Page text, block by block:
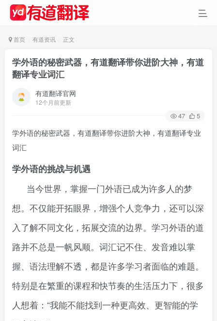
首页 有道资讯 正文
学外语的秘密武器，有道翻译带你进阶大神，有道
翻译专业词汇
有道翻译官网
12个月前更新
47 5
学外语的秘密武器，有道翻译带你进阶大神，有道翻译专业
词汇
学外语的挑战与机遇
当今世界，掌握一门外语已成为许多人的梦
想。不仅能开拓眼界，增强个人竞争力，还可以深
入了解不同文化，拓展交流的边界。学习外语的道
路并不总是一帆风顺。词汇记不住、发音难以掌
握、语法理解不透，都是许多学习者面临的难题。
特别是在繁重的课程和快节奏的生活压力下，很多
人想着：“我能不能找到一种更高效、更智能的学